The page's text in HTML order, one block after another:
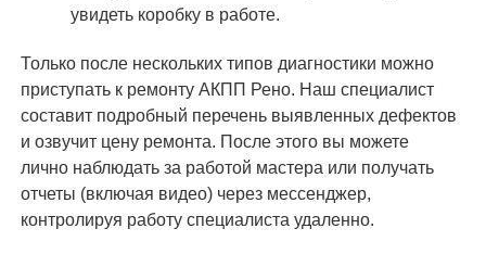
увидеть коробку в работе.
Только после нескольких типов диагностики можно
приступать к ремонту АКПП Рено. Наш специалист
составит подробный перечень выявленных дефектов
и озвучит цену ремонта. После этого вы можете
лично наблюдать за работой мастера или получать
отчеты (включая видео) через мессенджер,
контролируя работу специалиста удаленно.